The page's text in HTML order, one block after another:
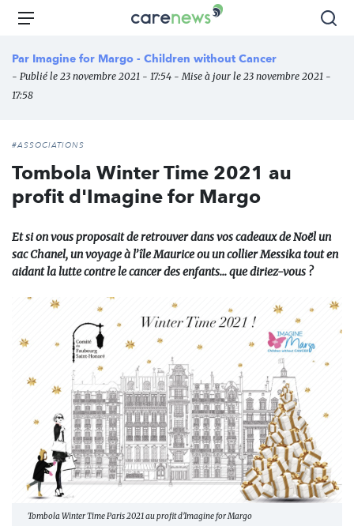
Aller
principal
Carenews,
média
des
Menu
Par Imagine for Margo - Children without Cancer
- Publié le 23 novembre 2021 - 17:54 - Mise à jour le 23 novembre 2021 -
17:58
#ASSOCIATIONS
Tombola Winter Time 2021 au
profit d'Imagine for Margo
Et si on vous proposait de retrouver dans vos cadeaux de Noël un
sac Chanel, un voyage à l’île Maurice ou un collier Messika tout en
aidant la lutte contre le cancer des enfants... que diriez-vous ?
Tombola Winter Time Paris 2021 au profit d'Imagine for Margo